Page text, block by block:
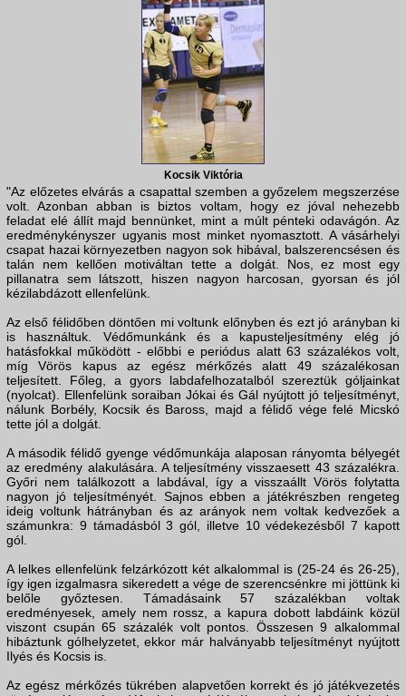
Kocsik Viktória
"Az előzetes elvárás a csapattal szemben a győzelem megszerzése
volt. Azonban abban is biztos voltam, hogy ez jóval nehezebb
feladat elé állít majd bennünket, mint a múlt pénteki odavágón. Az
eredménykényszer ugyanis most minket nyomasztott. A vásárhelyi
csapat hazai környezetben nagyon sok hibával, balszerencsésen és
talán nem kellően motiváltan tette a dolgát. Nos, ez most egy
pillanatra sem látszott, hiszen nagyon harcosan, gyorsan és jól
kézilabdázott ellenfelünk.
Az első félidőben döntően mi voltunk előnyben és ezt jó arányban ki
is használtuk. Védőmunkánk és a kapusteljesítmény elég jó
hatásfokkal működött - előbbi e periódus alatt 63 százalékos volt,
míg Vörös kapus az egész mérkőzés alatt 49 százalékosan
teljesített. Főleg, a gyors labdafelhozatalból szereztük góljainkat
(nyolcat). Ellenfelünk soraiban Jókai és Gál nyújtott jó teljesítményt,
nálunk Borbély, Kocsik és Baross, majd a félidő vége felé Micskó
tette jól a dolgát.
A második félidő gyenge védőmunkája alaposan rányomta bélyegét
az eredmény alakulására. A teljesítmény visszaesett 43 százalékra.
Győri nem találkozott a labdával, így a visszaállt Vörös folytatta
nagyon jó teljesítményét. Sajnos ebben a játékrészben rengeteg
ideig voltunk hátrányban és az arányok nem voltak kedvezőek a
számunkra: 9 támadásból 3 gól, illetve 10 védekezésből 7 kapott
gól.
A lelkes ellenfelünk felzárkózott két alkalommal is (25-24 és 26-25),
így igen izgalmasra sikeredett a vége de szerencsénkre mi jöttünk ki
belőle győztesen. Támadásaink 57 százalékban voltak
eredményesek, amely nem rossz, a kapura dobott labdáink közül
viszont csupán 65 százalék volt pontos. Összesen 9 alkalommal
hibáztunk gólhelyzetet, ekkor már halványabb teljesítményt nyújtott
Ilyés és Kocsis is.
Az egész mérkőzés tükrében alapvetően korrekt és jó játékvezetés